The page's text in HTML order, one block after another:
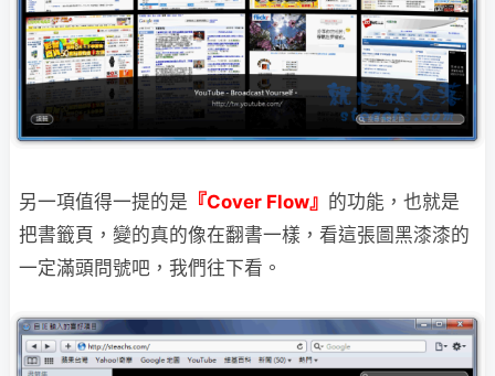
另一項值得一提的是 『Cover Flow』 的功能，也就是
把書籤頁，變的真的像在翻書一樣， 看這張圖黑漆漆的
一定滿頭問號吧，我們往下看。